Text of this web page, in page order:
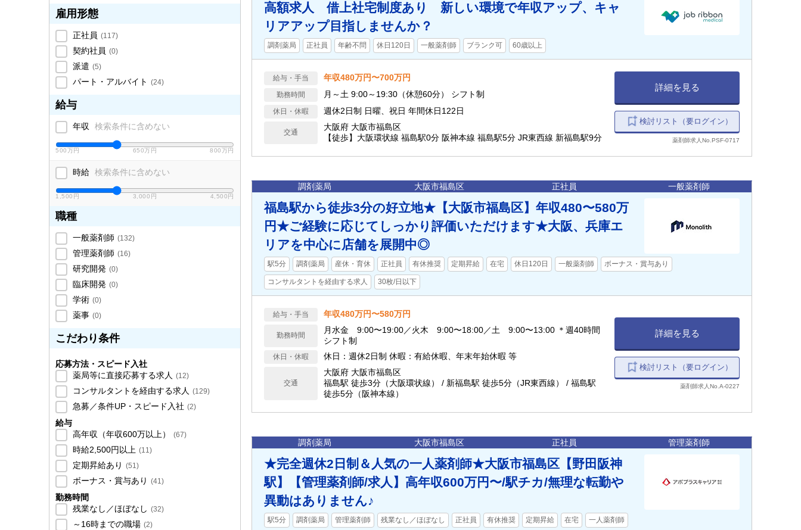
雇用形態
正社員 (117)
契約社員 (0)
派遣 (5)
パート・アルバイト (24)
給与
年収 検索条件に含めない
500万円 650万円 800万円
時給 検索条件に含めない
1,500円 3,000円 4,500円
職種
一般薬剤師 (132)
管理薬剤師 (16)
研究開発 (0)
臨床開発 (0)
学術 (0)
薬事 (0)
こだわり条件
応募方法・スピード入社
薬局等に直接応募する求人 (12)
コンサルタントを経由する求人 (129)
急募／条件UP・スピード入社 (2)
給与
高年収（年収600万以上）
(67)
時給2,500円以上 (11)
定期昇給あり (51)
ボーナス・賞与あり (41)
勤務時間
残業なし／ほぼなし (32)
～16時までの職場 (2)
高額求人 借上社宅制度あり 新しい環境で年収アップ、キャ
リアアップ目指しませんか？
調剤薬局 正社員 年齢不問 休日120日 一般薬剤師 ブランク可 60歳以上
給与・手当 年収480万円〜700万円
勤務時間 月～土 9:00～19:30（休憩60分） シフト制
休日・休暇 週休2日制 日曜、祝日 年間休日122日
交通
大阪府 大阪市福島区
【徒歩】大阪環状線 福島駅0分 阪神本線 福島駅5分 JR東西線 新福島駅9分
詳細を見る
検討リスト（要ログイン）
薬剤師求人No.PSF-0717
調剤薬局 大阪市福島区 正社員 一般薬剤師
福島駅から徒歩3分の好立地★【大阪市福島区】年収480〜580万
円★ご経験に応じてしっかり評価いただけます★大阪、兵庫エ
リアを中心に店舗を展開中◎
駅5分 調剤薬局 産休・育休 正社員 有休推奨 定期昇給 在宅 休日120日 一般薬剤師 ボーナス・賞与あり
コンサルタントを経由する求人 30枚/日以下
給与・手当 年収480万円〜580万円
勤務時間
月水金 9:00〜19:00／火木 9:00〜18:00／土 9:00〜13:00 ＊週40時間
シフト制
休日・休暇 休日：週休2日制 休暇：有給休暇、年末年始休暇 等
交通
大阪府 大阪市福島区
福島駅 徒歩3分（大阪環状線） / 新福島駅 徒歩5分（JR東西線） / 福島駅
徒歩5分（阪神本線）
詳細を見る
検討リスト（要ログイン）
薬剤師求人No.A-0227
調剤薬局 大阪市福島区 正社員 管理薬剤師
★完全週休2日制＆人気の一人薬剤師★大阪市福島区【野田阪神
駅】【管理薬剤師/求人】高年収600万円〜/駅チカ/無理な転勤や
異動はありません♪
駅5分 調剤薬局 管理薬剤師 残業なし／ほぼなし 正社員 有休推奨 定期昇給 在宅 一人薬剤師